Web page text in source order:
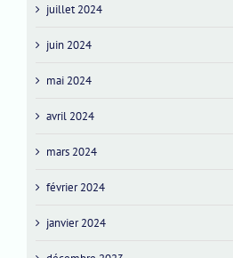
juillet 2024
juin 2024
mai 2024
avril 2024
mars 2024
février 2024
janvier 2024